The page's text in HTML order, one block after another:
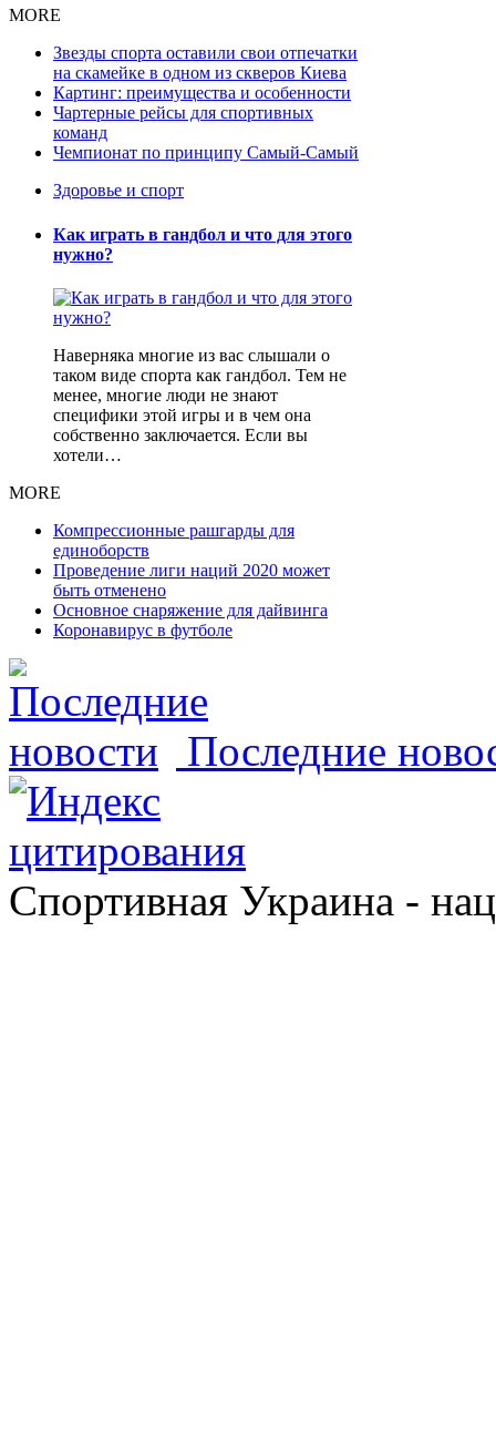
MORE
Звезды спорта оставили свои отпечатки
на скамейке в одном из скверов Киева
Картинг: преимущества и особенности
Чартерные рейсы для спортивных
команд
Чемпионат по принципу Самый-Самый
Здоровье и спорт
Как играть в гандбол и что для этого
нужно?
Наверняка многие из вас слышали о
таком виде спорта как гандбол. Тем не
менее, многие люди не знают
специфики этой игры и в чем она
собственно заключается. Если вы
хотели…
MORE
Компрессионные рашгарды для
единоборств
Проведение лиги наций 2020 может
быть отменено
Основное снаряжение для дайвинга
Коронавирус в футболе
Последние
Спортивная Украина -